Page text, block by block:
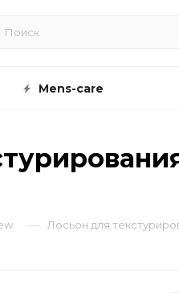
Mens-care
— Лосьон для